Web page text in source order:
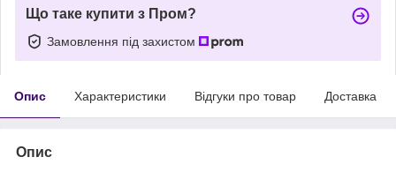
Що таке купити з Пром?
Замовлення під захистом
Опис Характеристики Відгуки про товар Доставка
Опис